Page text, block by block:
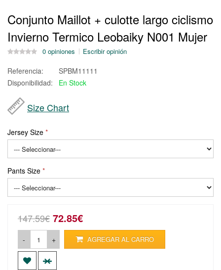
Conjunto Maillot + culotte largo ciclismo
Invierno Termico Leobaiky N001 Mujer
0 opiniones Escribir opinión
Referencia:
SPBM11111
Disponibilidad:
En Stock
Size Chart
Jersey Size
Pants Size
147.59€ 72.85€
- + AGREGAR AL CARRO